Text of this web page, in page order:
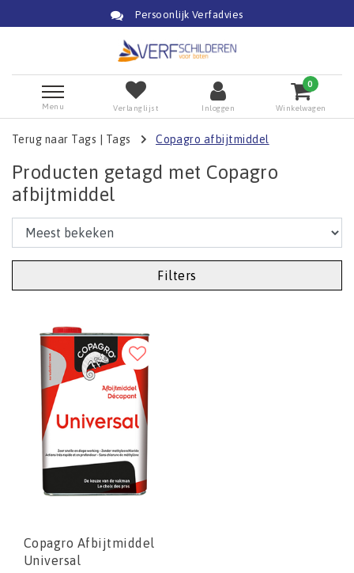
Persoonlijk Verfadvies
Menu Verlanglijst Inloggen
0
Winkelwagen
Terug naar Tags Tags Copagro afbijtmiddel
Producten getagd met Copagro
afbijtmiddel
Filters
Copagro Afbijtmiddel
Universal